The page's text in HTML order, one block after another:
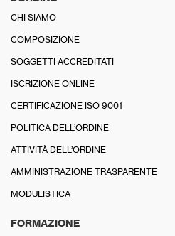
CHI SIAMO
COMPOSIZIONE
SOGGETTI ACCREDITATI
ISCRIZIONE ONLINE
CERTIFICAZIONE ISO 9001
POLITICA DELL’ORDINE
ATTIVITÀ DELL’ORDINE
AMMINISTRAZIONE TRASPARENTE
MODULISTICA
FORMAZIONE